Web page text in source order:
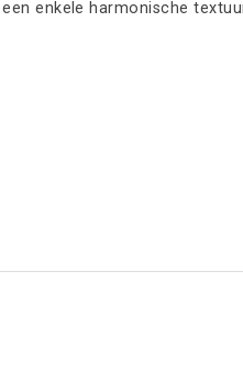
enkele harmonische